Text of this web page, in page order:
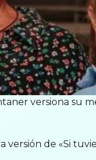
versiona su
versión de «Si